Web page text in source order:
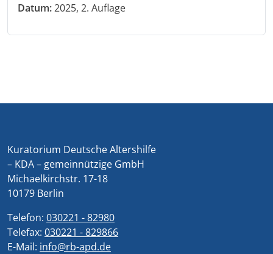
Datum:2025, 2. Auflage
Kuratorium Deutsche Altershilfe
– KDA – gemeinnützige GmbH
Michaelkirchstr. 17-18
10179 Berlin
Telefon: 030221 - 82980
Telefax: 030221 - 829866
E-Mail: info@rb-apd.de